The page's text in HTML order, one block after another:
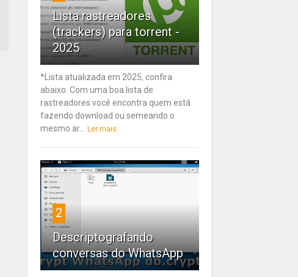
Lista rastreadores
(trackers) para torrent -
2025
*Lista atualizada em 2025, confira
abaixo. Com uma boa lista de
rastreadores você encontra quem está
fazendo download ou semeando o
mesmo ar...
Ler mais
2
Descriptografando
conversas do WhatsApp